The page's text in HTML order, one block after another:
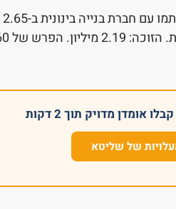
אומדן מדויק תוך 2 דקות
של שליטא